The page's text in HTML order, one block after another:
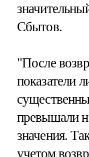
Сбытов.
"После
показатели
превышали
значения.
учетом